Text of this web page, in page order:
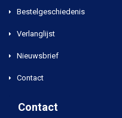
Bestelgeschiedenis
Verlanglijst
Nieuwsbrief
Contact
Contact